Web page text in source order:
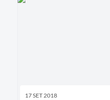
17 SET 2018